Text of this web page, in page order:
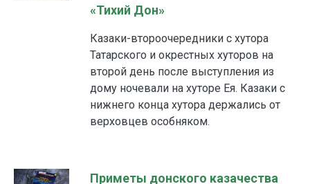
«Тихий Дон»
Казаки-второочередники с хутора
Татарского и окрестных хуторов на
второй день после выступления из
дому ночевали на хуторе Ея. Казаки с
нижнего конца хутора держались от
верховцев особняком.
Приметы донского казачества